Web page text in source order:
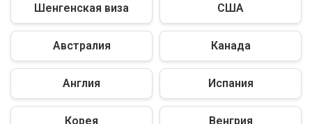
Шенгенская виза США
Австралия Канада
Англия Испания
Корея Венгрия